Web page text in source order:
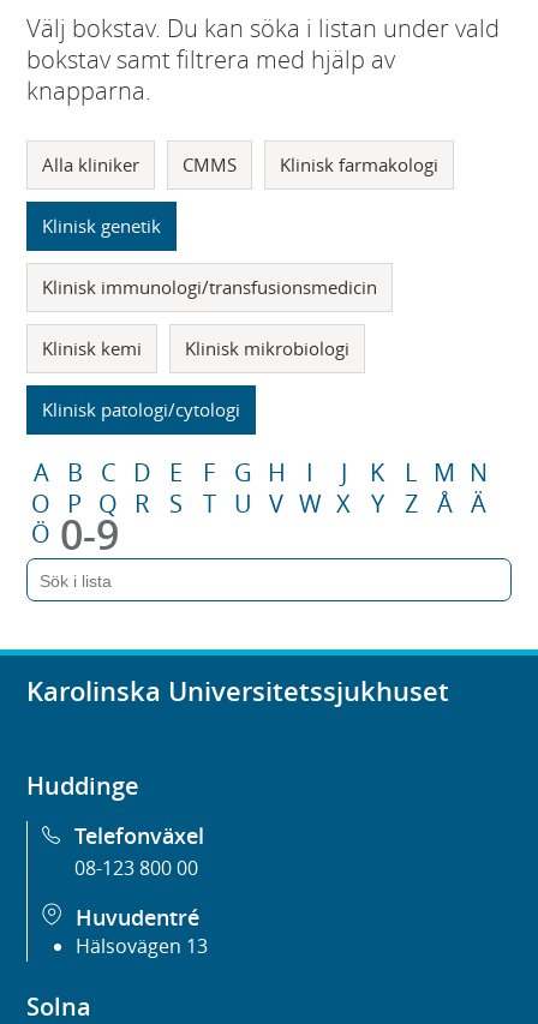
Välj bokstav. Du kan söka i listan under vald
bokstav samt filtrera med hjälp av
knapparna.
Alla kliniker CMMS Klinisk farmakologi
Klinisk genetik
Klinisk immunologi/transfusionsmedicin
Klinisk kemi Klinisk mikrobiologi
Klinisk patologi/cytologi
A B C D E F G H I J K L M N
O
P Q R S T U V W X Y Z Å Ä
Ö 0-9
Karolinska Universitetssjukhuset
Huddinge
Telefonväxel
08-123 800 00
Huvudentré
Hälsovägen 13
Solna